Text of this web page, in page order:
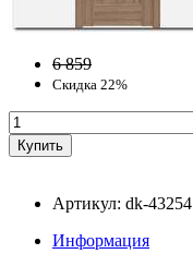
6 859
Скидка 22%
Артикул: dk-43254
Информация